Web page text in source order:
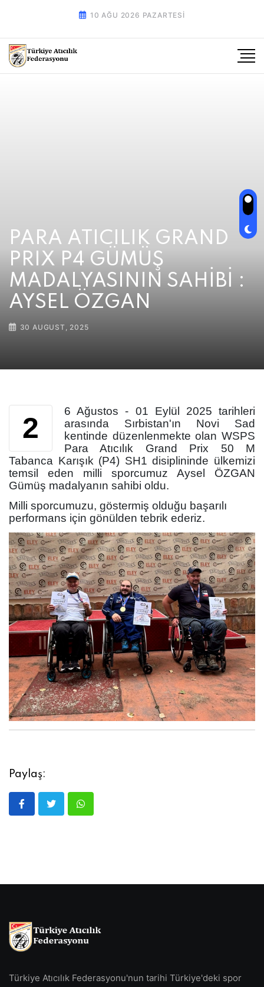
10 AĞU 2026 PAZARTESI
PARA ATICILIK GRAND
PRIX P4 GÜMÜŞ
MADALYASININ SAHİBİ :
AYSEL ÖZGAN
30 AUGUST, 2025
2
6 Ağustos - 01 Eylül 2025 tarihleri
arasında Sırbistan'ın Novi Sad
kentinde düzenlenmekte olan WSPS
Para Atıcılık Grand Prix 50 M
Tabanca Karışık (P4) SH1 disiplininde ülkemizi
temsil eden milli sporcumuz Aysel ÖZGAN
Gümüş madalyanın sahibi oldu.
Milli sporcumuzu, göstermiş olduğu başarılı
performans için gönülden tebrik ederiz.
Paylaş:
Türkiye Atıcılık Federasyonu'nun tarihi Türkiye'deki spor